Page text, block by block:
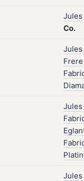
Jules
Co.
Jules
Frere
Jules
Jules